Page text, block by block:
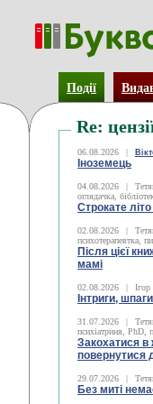
Події
Re:
06.08.2026 |
Іноземець
04.08.2026 |
оглядачка,
Строкате
02.08.2026 |
психотерапевтка,
Після цієї
мамі
02.08.2026 |
Інтриги,
31.07.2026 |
психіатриня, PhD,
Закохатися
повернутися
29.07.2026 |
Без миті